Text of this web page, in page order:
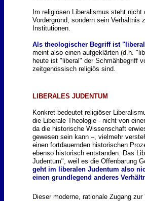
Im religiösen Liberalismus steht
Vordergrund, sondern sein Verhältnis
Institutionen.
Als theologischer Begriff ist
meint also einen aufgeklärten (d.h.
heute ist "liberal" der Schmähbegriff
zeitgenössisch religiös sind.
LIBERALES JUDENTUM
Konkret bedeutet religiöser
die Liberale Theologie - nicht von
da die historische Wissenschaft
gewesen sein kann –, vielmehr
einen fortdauernden historischen
ebenso historisch entstanden. Das
Judentum", weil es die Offenbarung
geht im liberalen Judentum also
einen grundlegend anderes
Dieser moderne, rationale Zugang zur